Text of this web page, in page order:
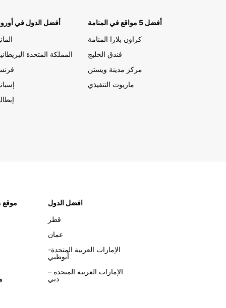
أفضل الدول في
المملكة المتحدة
أفضل 5 مواقع في المنامة
كراون بلازا المنامة
فندق الخليج
مركز مدينة ويستن
ماريوت التنفيذي
موقع
افضل الدول
قطر
عمان
الإمارات العربية المتحدة-
أبوظبي
الإمارات العربية المتحدة –
دبي